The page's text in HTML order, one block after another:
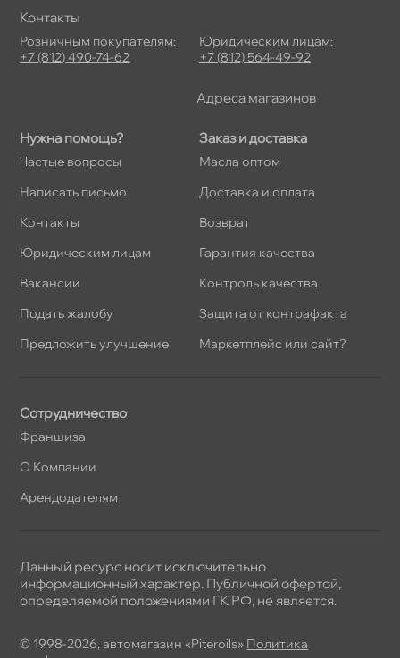
Нужна помощь?
Частые вопросы
Написать письмо
Контакты
Юридическим лицам
акансии
Подать жалобу
Предложить улучшение
Заказ и доставка
Масла оптом
Доставка и оплата
озврат
Гарантия качества
Контроль качества
Защита от контрафакта
Маркетплейс или сайт?
Сотрудничество
Франшиза
О Компании
Арендодателям
Контакты
Розничным покупателям:
+7 (812) 490-74-62
Юридическим лицам:
+7 (812) 564-49-92
Адреса магазино
© 1998-2026, автомагазин «Piteroils» Политика
Данный ресурс носит исключительно
информационный характер. Публичной офертой,
определяемой положениями ГК РФ, не является.